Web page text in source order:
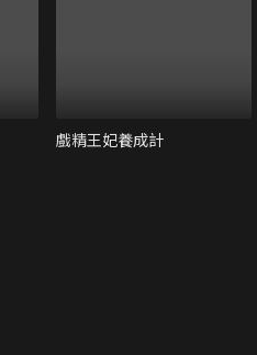
戲精王妃養成計